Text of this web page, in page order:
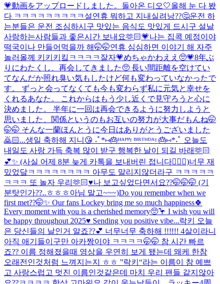
💗動画をアップロードしました。 돌아온 디오🤍올해 눈 다 봤
다 ㅋㅋㅋㅋㅋㅋㅋㅋㅋ 설연휴 뭐하고 지내실려낭??🤔운전 하
는분들은 운전 조심하시구 맛있는 음식도 맛있게 드시구 설날
사랑하는사람들과 좋은시간 보내요🫶🏻💗나는 집콕 예정이야
떡국이나 만들어먹을까 해🤭🤭연휴 심심하면 이야기 해 자주
놀러올께 키키키킼ㅋㅋㅋㅋ 잘자💗めちゃかわええ🥺💗8年ぶ
りにわたくし、再会してきました🥺 長い間距離を空けてい
てなんだか照れ臭い気もしたけど何も変わっていなかったで
す。 ずっと会ってなくても今も変わらず私に元気と幸せを
くれるあなた。 これからはもう少し近くで見守ろうと心に
決めました。 半年に一回は再会できるように努力しようと
思いました、関係というのもお互いの努力が大事だもんね🤭
🤭🤭 そんな一蘭ほんとうに今日はありがとうございました
🙇🏻...생일 축하해 지니😘 ˖ﾟ*⑅🎂ᴴᴬᴾᴾᵞ ᴮᴵᴿᵀᴴᴰᴬᵞ 🎂⑅*˖ﾟ 오늘도
내일도 사랑 가득 축복 많이 받구 행복한 날이 되길 바래🫶🏻
💕✨ (사실 어제 8분 늦게 카톡을 보내버린 접니다🙇🏻‍♀️)너무 재
밌었닼ㅋㅋㅋㅋㅋㅋㅋㅋ 아무도 말리지않더라구 ㅋㅋㅋㅋㅋ
ㅋㅋㅋ 또 놀자 우리🫶🏻♥️나 보고싶었다면서요??🤭🤭🤭 (기
분탓인가??..ㅎㅎㅎ아님 말고~~~)Do you remember when we
first met??🤭✨ Our fans Lockey bring me so much happiness🍀
Every moment with you is a cherished memory🥺🦩 I wish you will
be happy throughout 2025♥️ Sending you positive vibe...락키 오늘
은 당신들의 날인거 알죠??💕 너무너무 축하해 !!!!!! 4살이라니
아직 애기들이구만 아카짱이야 ㅋㅋㅋㅋ🤭🤭 참 시간 빠르
죠?? 이름 정해졌을때 영상을 우연히 보게 됐는데 왜케 한참
오래전인것처럼 느껴지는지 ㅎㅎ ”락키“라는 이름이 참 예쁘
고 사랑스럽고 멋진 이름인것같은데 마치 우리 팬들 같지않아